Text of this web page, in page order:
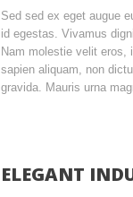
Sed sed ex eget augue
id egestas. Vivamus
Nam molestie velit eros,
sapien aliquam, non
gravida. Mauris urna
ELEGANT